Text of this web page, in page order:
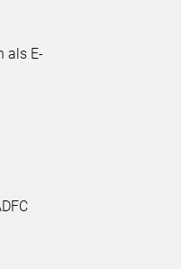
als E-